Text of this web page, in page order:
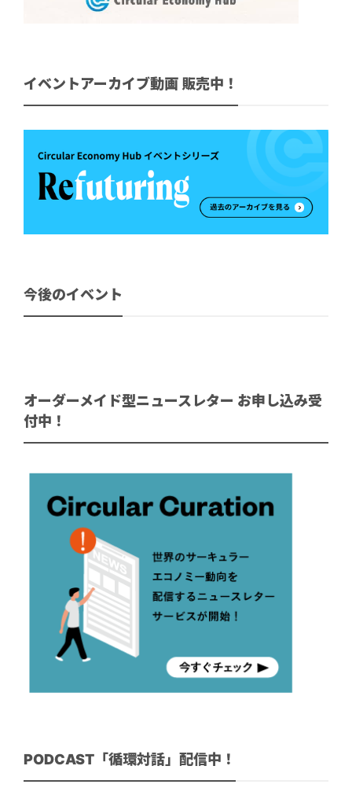
イベントアーカイブ動画 販売中！
今後のイベント
オーダーメイド型ニュースレター お申し込み受
付中！
PODCAST「循環対話」配信中！